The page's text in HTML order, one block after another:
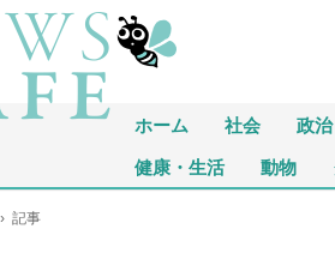
ホーム 社会 政治
健康・生活 動物
›記事